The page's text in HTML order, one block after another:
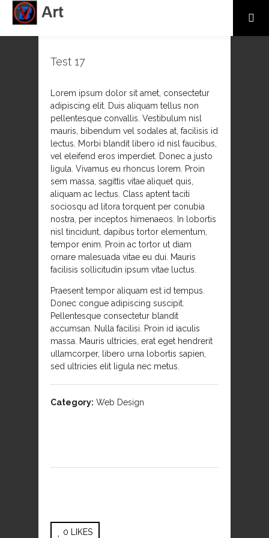
Test 17
Lorem ipsum dolor sit amet, consectetur
adipiscing elit. Duis aliquam tellus non
pellentesque convallis. Vestibulum nisl
mauris, bibendum vel sodales at, facilisis id
lectus. Morbi blandit libero id nisl faucibus,
vel eleifend eros imperdiet. Donec a justo
ligula. Vivamus eu rhoncus lorem. Proin
sem massa, sagittis vitae aliquet quis,
aliquam ac lectus. Class aptent taciti
sociosqu ad litora torquent per conubia
nostra, per inceptos himenaeos. In lobortis
nisl tincidunt, dapibus tortor elementum,
tempor enim. Proin ac tortor ut diam
ornare malesuada vitae eu dui. Mauris
facilisis sollicitudin ipsum vitae luctus.
Praesent tempor aliquam est id tempus.
Donec congue adipiscing suscipit.
Pellentesque consectetur blandit
accumsan. Nulla facilisi. Proin id iaculis
massa. Mauris ultricies, erat eget hendrerit
ullamcorper, libero urna lobortis sapien,
sed ultricies elit ligula nec metus.
Category: Web Design
0 LIKES